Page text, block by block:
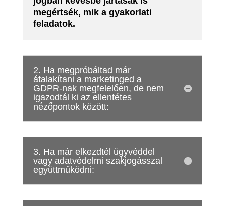
megértsék, mik a gyakorlati
feladatok.
2. Ha megpróbáltad már
átalakítani a marketinged a
GDPR-nak megfelelően, de nem
igazodtál ki az ellentétes
nézőpontok között:
3. Ha már elkezdtél ügyvéddel
vagy adatvédelmi szakjogásszal
együttműködni: